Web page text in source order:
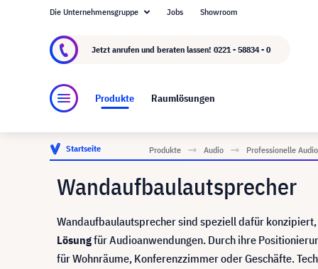
Über visunext.de
Die Unternehmensgruppe Jobs Showroom
Jetzt anrufen und beraten lassen! 0221 - 58834 - 0
Produkte Raumlösungen
Startseite Produkte Audio Professionelle
Wandaufbaulautsprecher
Wandaufbaulautsprecher sind speziell dafür konzipiert,
Lösungfür Audioanwendungen. Durch ihre
für Wohnräume, Konferenzzimmer oder Geschäfte.